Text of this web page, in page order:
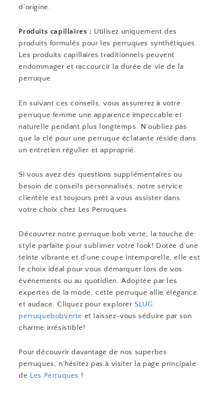
d’origine.
Produits capillaires : Utilisez uniquement des
produits formulés pour les perruques synthétiques.
Les produits capillaires traditionnels peuvent
endommager et raccourcir la durée de vie de la
perruque.
En suivant ces conseils, vous assurerez à votre
perruque femme une apparence impeccable et
naturelle pendant plus longtemps. N’oubliez pas
que la clé pour une perruque éclatante réside dans
un entretien régulier et approprié.
Si vous avez des questions supplémentaires ou
besoin de conseils personnalisés, notre service
clientèle est toujours prêt à vous assister dans
votre choix chez Les Perruques.
Découvrez notre perruque bob verte, la touche de
style parfaite pour sublimer votre look! Dotée d’une
teinte vibrante et d’une coupe intemporelle, elle est
le choix idéal pour vous démarquer lors de vos
événements ou au quotidien. Adoptée par les
expertes de la mode, cette perruque allie élégance
et audace. Cliquez pour explorer SLUG:
perruquebobverte et laissez-vous séduire par son
charme irrésistible!
Pour découvrir davantage de nos superbes
perruques, n’hésitez pas à visiter la page principale
de Les Perruques !